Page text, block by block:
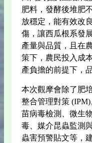
肥料，發酵後堆肥
放穩定，能有效改
傷，讓西瓜根系發
產量與品質，且在
策下，農民投入成
產負擔的前提下，
本次觀摩會除了肥
整合管理對策
苗病毒檢測、微生
毒、媒介昆蟲監測
蟲害預警貼文等，